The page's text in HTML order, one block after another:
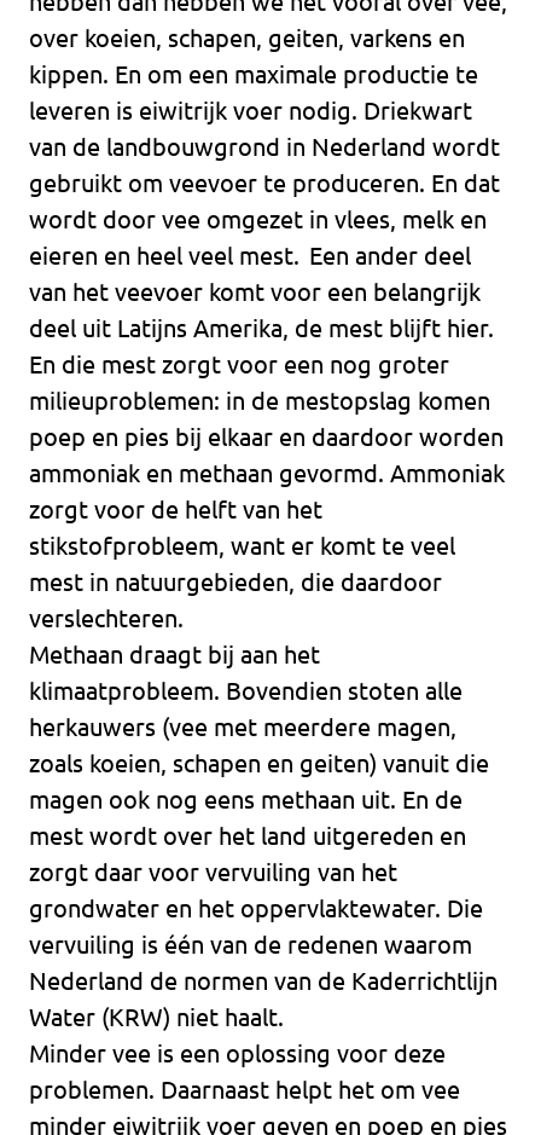
over koeien, schapen, geiten, varkens en
kippen. En om een maximale productie te
leveren is eiwitrijk voer nodig. Driekwart
van de landbouwgrond in Nederland wordt
gebruikt om veevoer te produceren. En dat
wordt door vee omgezet in vlees, melk en
eieren en heel veel mest. Een ander deel
van het veevoer komt voor een belangrijk
deel uit Latijns Amerika, de mest blijft hier.
En die mest zorgt voor een nog groter
milieuproblemen: in de mestopslag komen
poep en pies bij elkaar en daardoor worden
ammoniak en methaan gevormd. Ammoniak
zorgt voor de helft van het
stikstofprobleem, want er komt te veel
mest in natuurgebieden, die daardoor
verslechteren.
Methaan draagt bij aan het
klimaatprobleem. Bovendien stoten alle
herkauwers (vee met meerdere magen,
zoals koeien, schapen en geiten) vanuit die
magen ook nog eens methaan uit. En de
mest wordt over het land uitgereden en
zorgt daar voor vervuiling van het
grondwater en het oppervlaktewater. Die
vervuiling is één van de redenen waarom
Nederland de normen van de Kaderrichtlijn
Water (KRW) niet haalt.
Minder vee is een oplossing voor deze
problemen. Daarnaast helpt het om vee
minder eiwitrijk voer geven en poep en pies